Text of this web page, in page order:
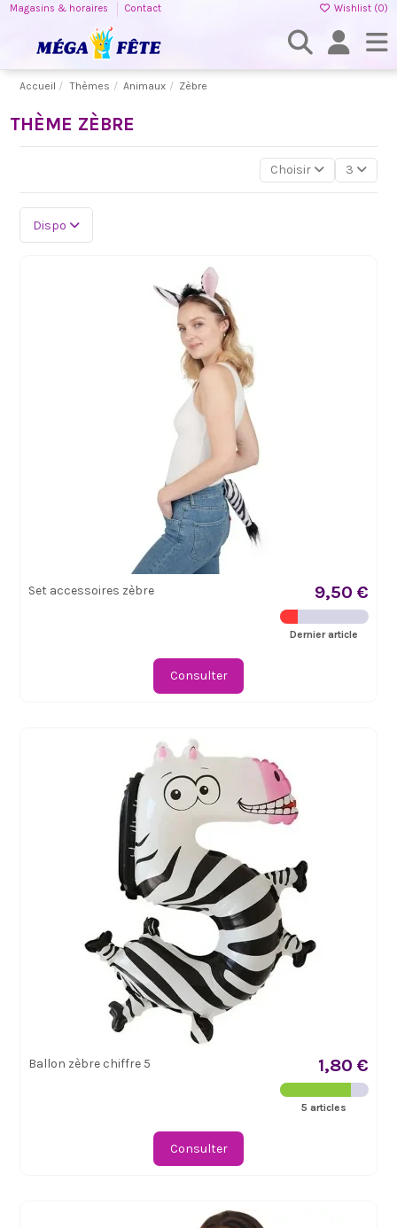
Magasins & horaires Contact Wishlist (0)
Accueil Thèmes Animaux Zèbre
THÈME ZÈBRE
Choisir 3
Dispo
Set accessoires zèbre 9,50 €
Dernier article
Consulter
Ballon zèbre chiffre 5 1,80 €
5 articles
Consulter